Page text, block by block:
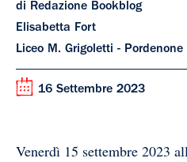
di Redazione Bookblog
Elisabetta Fort
Liceo M. Grigoletti - Pordenone
16 Settembre 2023
Venerdì 15 settembre 2023